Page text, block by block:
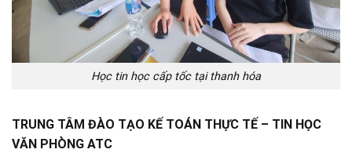
Học tin học cấp tốc tại thanh hóa
TRUNG TÂM ĐÀO TẠO KẾ TOÁN THỰC TẾ – TIN HỌC
VĂN PHÒNG ATC